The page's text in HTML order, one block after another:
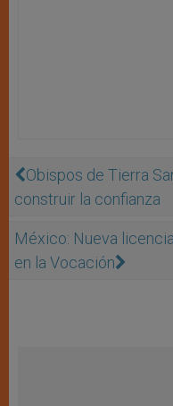
Obispos de Tierra
construir la confianza
México: Nueva
en la Vocación